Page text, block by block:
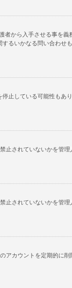
者から入手させる事を義
るいかなる問い合わせ
止している可能性もあ
止されていないかを管理
止されていないかを管理
アカウントを定期的に削